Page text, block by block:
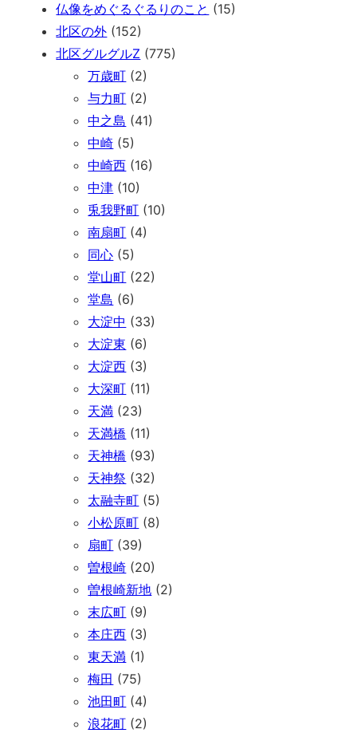
仏像をめぐるぐるりのこと (15)
北区の外 (152)
北区グルグルZ (775)
万歳町 (2)
与力町 (2)
中之島 (41)
中崎 (5)
中崎西 (16)
中津 (10)
兎我野町 (10)
南扇町 (4)
同心 (5)
堂山町 (22)
堂島 (6)
大淀中 (33)
大淀東 (6)
大淀西 (3)
大深町 (11)
天満 (23)
天満橋 (11)
天神橋 (93)
天神祭 (32)
太融寺町 (5)
小松原町 (8)
扇町 (39)
曽根崎 (20)
曽根崎新地 (2)
末広町 (9)
本庄西 (3)
東天満 (1)
梅田 (75)
池田町 (4)
浪花町 (2)